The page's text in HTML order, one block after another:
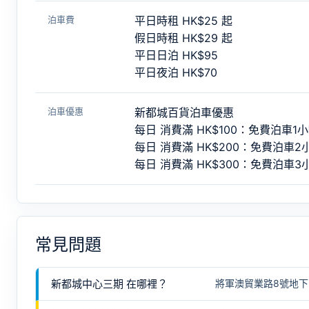
泊車費
平日時租 HK$25 起
假日時租 HK$29 起
平日日泊 HK$95
平日夜泊 HK$70
泊車優惠
新都城百貨泊車優惠
每日 消費滿 HK$100：免費泊車1
每日 消費滿 HK$200：免費泊車2
每日 消費滿 HK$300：免費泊車3
常見問題
新都城中心三期 在哪裡？ 將軍澳貿業路8號地下